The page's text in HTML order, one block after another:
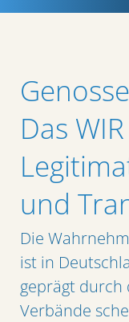
Das
und
Die
ist in
geprägt durch
Verbände